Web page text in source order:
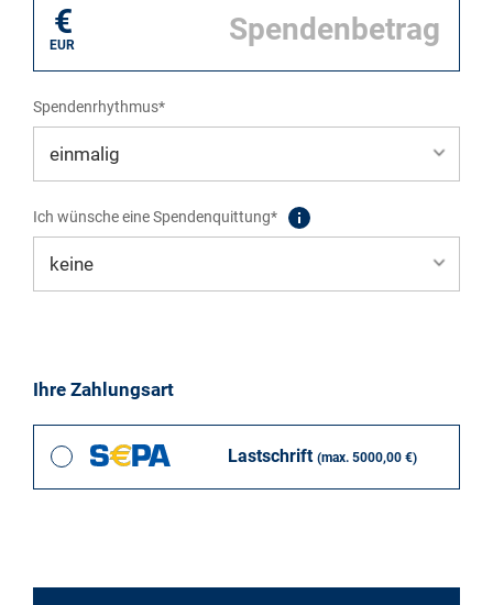
€
EUR
Spendenrhythmus*
Ich wünsche eine Spendenquittung*
Ihre Zahlungsart
Lastschrift (max. 5000,00 €)